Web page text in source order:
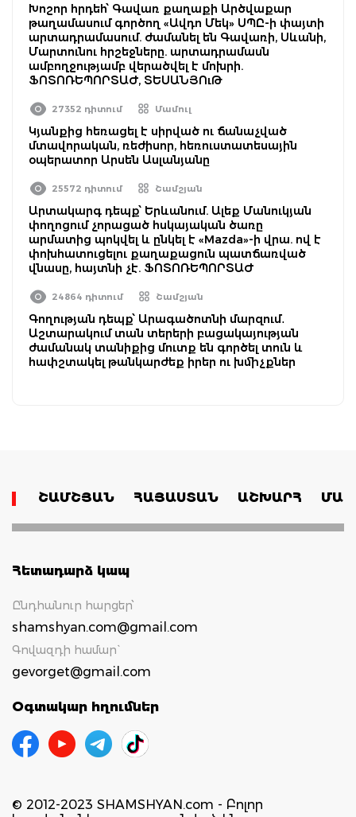
Խոշոր հրդեհ՝ Գավառ քաղաքի Արծվաքար
թաղամասում գործող «Ավդո Մեկ» ՍՊԸ-ի փայտի
արտադրամասում. ժամանել են Գավառի, Սևանի,
Մարտունու հրշեջները. արտադրամասն
ամբողջությամբ վերածվել է մոխրի.
ՖՈՏՈՌԵՊՈՐՏԱԺ, ՏԵՍԱՆՅՈւԹ
27352 դիտում Մամուլ
Կյանքից հեռացել է սիրված ու ճանաչված
մտավորական, ռեժիսոր, հեռուստատեսային
օպերատոր Արսեն Ասլանյանը
25572 դիտում Շամշյան
Արտակարգ դեպք՝ Երևանում. Ալեք Մանուկյան
փողոցում չորացած հսկայական ծառը
արմատից պոկվել և ընկել է «Mazda»-ի վրա. ով է
փոխհատուցելու քաղաքացուն պատճառված
վնասը, հայտնի չէ. ՖՈՏՈՌԵՊՈՐՏԱԺ
24864 դիտում Շամշյան
Գողության դեպք՝ Արագածոտնի մարզում․
Աշտարակում տան տերերի բացակայության
ժամանակ տանիքից մուտք են գործել տուն և
հափշտակել թանկարժեք իրեր ու խմիչքներ
ՇԱՄՇՅԱՆ ՀԱՅԱՍՏԱՆ ԱՇԽԱՐՀ
Հետադարձ կապ
Ընդհանուր հարցեր՝
shamshyan.com@gmail.com
Գովազդի համար`
gevorget@gmail.com
Օգտակար հղումներ
© 2012-2023 SHAMSHYAN.com - Բոլոր